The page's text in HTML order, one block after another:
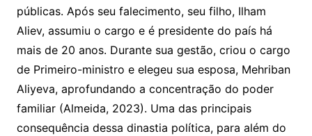
públicas. Após seu falecimento, seu filho, Ilham
Aliev, assumiu o cargo e é presidente do país há
mais de 20 anos. Durante sua gestão, criou o cargo
de Primeiro-ministro e elegeu sua esposa, Mehriban
Aliyeva, aprofundando a concentração do poder
familiar (Almeida, 2023). Uma das principais
consequência dessa dinastia política, para além do